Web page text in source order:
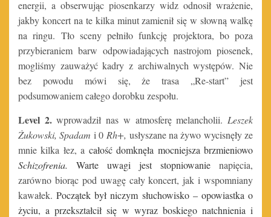
energii, a obserwując piosenkarzy widz odnosił wrażenie,
jakby koncert na te kilka minut zamienił się w słowną walkę
na ringu. Tło sceny pełniło funkcję projektora, bo poza
przybieraniem barw odpowiadających nastrojom piosenek,
mogliśmy zauważyć kadry z archiwalnych występów. Nie
bez powodu mówi się, że trasa „Re-start” jest
podsumowaniem całego dorobku zespołu.
Level 2.wprowadził nas w atmosferę melancholii. Leszek
Żukowski, Spadam i 0 Rh+, usłyszane na żywo wycisnęły ze
mnie kilka łez, a całość domknęła mocniejsza brzmieniowo
Schizofrenia. Warte uwagi jest stopniowanie napięcia,
zarówno biorąc pod uwagę cały koncert, jak i wspomniany
kawałek. Początek był niczym słuchowisko – opowiastka o
życiu, a przekształcił się w wyraz boskiego natchnienia i